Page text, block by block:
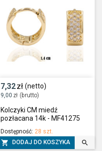
7,32zł (netto)
9,00 zł (brutto)
Kolczyki CM miedź
pozłacana 14k - MF41275
Dostępność: 28 szt.
 DODAJ DO KOSZYKA 